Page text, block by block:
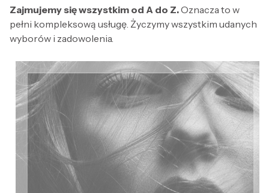
Zajmujemy się wszystkim od A do Z.Oznacza to w
pełni kompleksową usługę. Życzymy wszystkim udanych
wyborów i zadowolenia.